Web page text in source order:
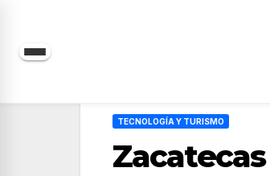
Saltar
TECNOLOGÍA Y TURISMO